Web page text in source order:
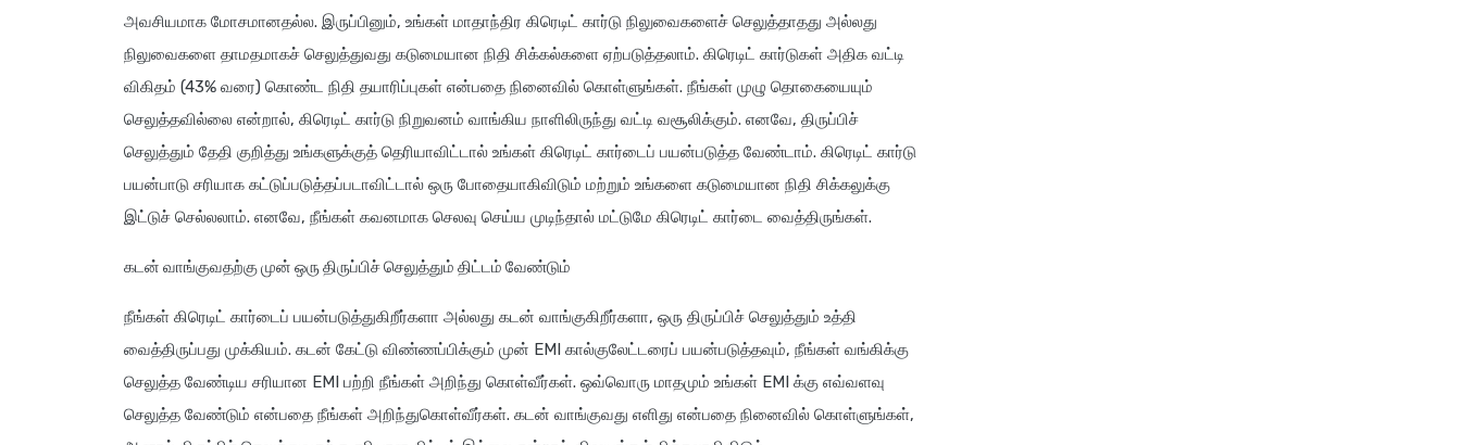
அவசியமாக மோசமானதல்ல. இருப்பினும், உங்கள் மாதாந்திர கிரெடிட் கார்டு நிலுவைகளைச் செலுத்தாதது அல்லது
நிலுவைகளை தாமதமாகச் செலுத்துவது கடுமையான நிதி சிக்கல்களை ஏற்படுத்தலாம். கிரெடிட் கார்டுகள் அதிக வட்டி
விகிதம் (43% வரை) கொண்ட நிதி தயாரிப்புகள் என்பதை நினைவில் கொள்ளுங்கள். நீங்கள் முழு தொகையையும்
செலுத்தவில்லை என்றால், கிரெடிட் கார்டு நிறுவனம் வாங்கிய நாளிலிருந்து வட்டி வசூலிக்கும். எனவே, திருப்பிச்
செலுத்தும் தேதி குறித்து உங்களுக்குத் தெரியாவிட்டால் உங்கள் கிரெடிட் கார்டைப் பயன்படுத்த வேண்டாம். கிரெடிட் கார்டு
பயன்பாடு சரியாக கட்டுப்படுத்தப்படாவிட்டால் ஒரு போதையாகிவிடும் மற்றும் உங்களை கடுமையான நிதி சிக்கலுக்கு
இட்டுச் செல்லலாம். எனவே, நீங்கள் கவனமாக செலவு செய்ய முடிந்தால் மட்டுமே கிரெடிட் கார்டை வைத்திருங்கள்.
கடன் வாங்குவதற்கு முன் ஒரு திருப்பிச் செலுத்தும் திட்டம் வேண்டும்
நீங்கள் கிரெடிட் கார்டைப் பயன்படுத்துகிறீர்களா அல்லது கடன் வாங்குகிறீர்களா, ஒரு திருப்பிச் செலுத்தும் உத்தி
வைத்திருப்பது முக்கியம். கடன் கேட்டு விண்ணப்பிக்கும் முன் EMI கால்குலேட்டரைப் பயன்படுத்தவும், நீங்கள் வங்கிக்கு
செலுத்த வேண்டிய சரியான EMI பற்றி நீங்கள் அறிந்து கொள்வீர்கள். ஒவ்வொரு மாதமும் உங்கள் EMI க்கு எவ்வளவு
செலுத்த வேண்டும் என்பதை நீங்கள் அறிந்துகொள்வீர்கள். கடன் வாங்குவது எளிது என்பதை நினைவில் கொள்ளுங்கள்,